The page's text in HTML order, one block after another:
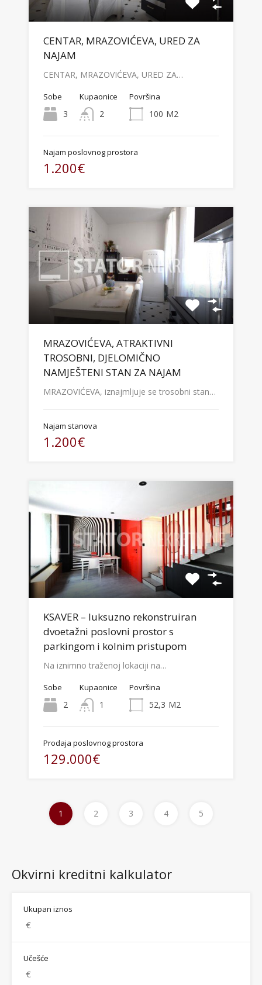
CENTAR, MRAZOVIĆEVA, URED ZA
NAJAM
CENTAR, MRAZOVIĆEVA, URED ZA…
Sobe
3
Kupaonice
2
Površina
100 M2
Najam poslovnog prostora
1.200€
MRAZOVIĆEVA, ATRAKTIVNI
TROSOBNI, DJELOMIČNO
NAMJEŠTENI STAN ZA NAJAM
MRAZOVIĆEVA, iznajmljuje se trosobni stan…
Najam stanova
1.200€
KSAVER – luksuzno rekonstruiran
dvoetažni poslovni prostor s
parkingom i kolnim pristupom
Na iznimno traženoj lokaciji na…
Sobe
2
Kupaonice
1
Površina
52,3 M2
Prodaja poslovnog prostora
129.000€
1 2 3 4 5
Okvirni kreditni kalkulator
Ukupan iznos
Učešće